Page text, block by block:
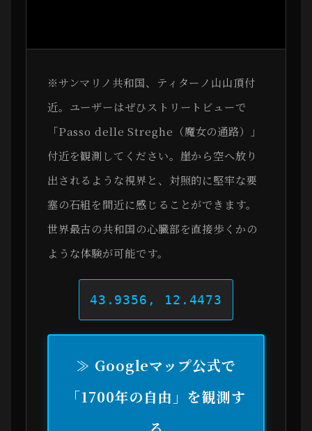
※サンマリノ共和国、ティターノ山山頂付
近。ユーザーはぜひストリートビューで
「Passo delle Streghe（魔女の通路）」
付近を観測してください。崖から空へ放り
出されるような視界と、対照的に堅牢な要
塞の石組を間近に感じることができます。
世界最古の共和国の心臓部を直接歩くかの
ような体験が可能です。
43.9356, 12.4473
≫ Googleマップ公式で
「1700年の自由」を観測す